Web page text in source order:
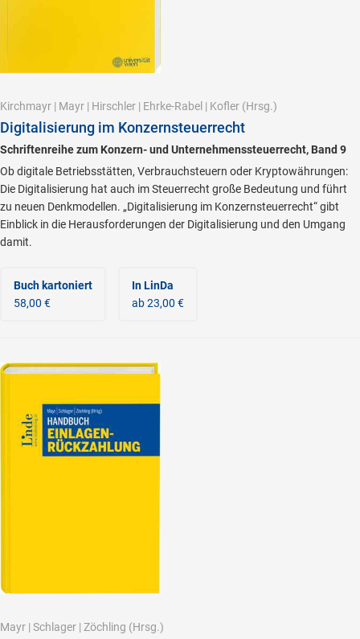
Kirchmayr | Mayr | Hirschler | Ehrke-Rabel | Kofler (Hrsg.)
Digitalisierung im Konzernsteuerrecht
Schriftenreihe zum Konzern- und Unternehmenssteuerrecht, Band 9
Ob digitale Betriebsstätten, Verbrauchsteuern oder Kryptowährungen:
Die Digitalisierung hat auch im Steuerrecht große Bedeutung und führt
zu neuen Denkmodellen. „Digitalisierung im Konzernsteuerrecht“ gibt
Einblick in die Herausforderungen der Digitalisierung und den Umgang
damit.
Buch kartoniert
58,00 €
In LinDa
ab 23,00 €
Mayr | Schlager | Zöchling (Hrsg.)